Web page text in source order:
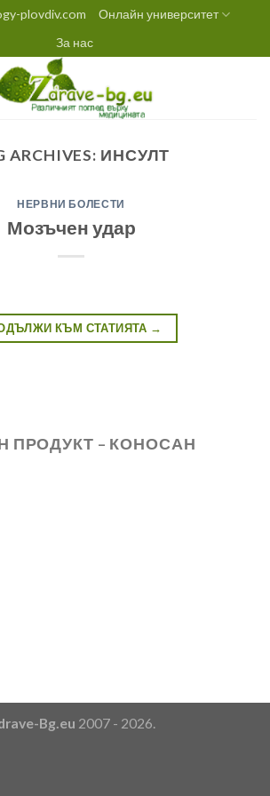
plovdiv.com
Онлайн университет
За нас
ARCHIVES: ИНСУЛТ
НЕРВНИ БОЛЕСТИ
Мозъчен удар
КЪМ СТАТИЯТА →
ПРОДУКТ – КОНОСАН
Bg.eu 2007 - 2026.